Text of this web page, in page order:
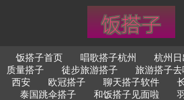
饭搭子首页 唱歌搭子杭州 杭州
质量搭子
徒步旅游搭子 旅游搭子
西安
欧冠搭子 聊天搭子软件
泰国跳伞搭子
和饭搭子见面啦